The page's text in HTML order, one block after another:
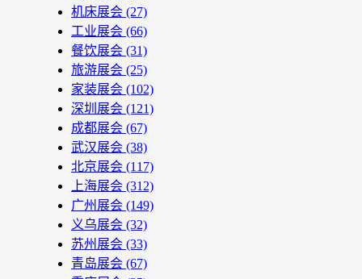
机床展会 (27)
工业展会 (66)
餐饮展会 (31)
旅游展会 (25)
家装展会 (102)
深圳展会 (121)
成都展会 (67)
武汉展会 (38)
北京展会 (117)
上海展会 (312)
广州展会 (149)
义乌展会 (32)
苏州展会 (33)
青岛展会 (67)